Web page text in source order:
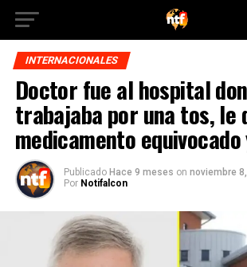
INTERNACIONALES
Doctor fue al hospital
trabajaba por una tos, le
medicamento
Publicado Hace 9 meses on noviembre
Por Notifalcon